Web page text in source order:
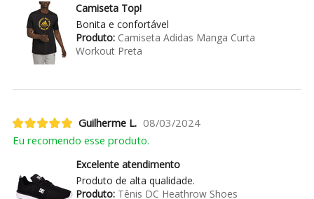
Camiseta Top!
Bonita e confortável
Produto:Camiseta Adidas Manga Curta
Workout Preta
Guilherme L. 08/03/2024
Eu recomendo esse produto.
Excelente atendimento
Produto de alta qualidade.
Produto:Tênis DC Heathrow Shoes